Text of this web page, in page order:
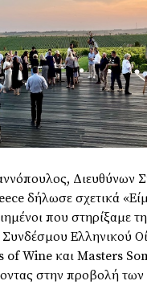
Διευθύνων
δήλωσε σχετικά
που στηρίξαμε
Ελληνικού
of Wine και Masters
στην προβολή των